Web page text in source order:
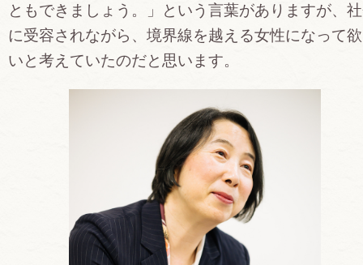
ともできましょう。」という言葉がありますが、
に受容されながら、境界線を越える女性になって
いと考えていたのだと思います。